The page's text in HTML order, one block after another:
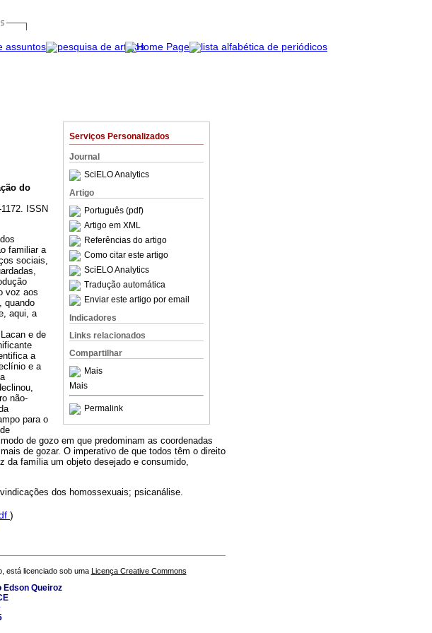
Serviços Personalizados
Journal
SciELO Analytics
Artigo
Português (pdf)
Artigo em XML
Referências do artigo
Como citar este artigo
SciELO Analytics
Tradução automática
Enviar este artigo por email
Indicadores
Links relacionados
Compartilhar
Mais
Mais
Permalink
do
ISSN
familiar a
sociais,
voz aos
quando
aqui, a
e de
a
e a
não-
para o
de gozo em que predominam as coordenadas
de gozar. O imperativo de que todos têm o direito
da família um objeto desejado e consumido,
dos homossexuais; psicanálise.
)
está licenciado sob uma Licença Creative Commons
Edson Queiroz